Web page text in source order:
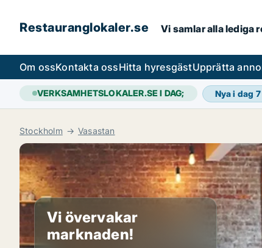
Restauranglokaler.se Vi samlar alla lediga
Om ossKontakta ossHitta hyresgästUpprätta
VERKSAMHETSLOKALER.SE I DAG; Nya i dag 7
Stockholm Vasastan
Vi övervakar
marknaden!